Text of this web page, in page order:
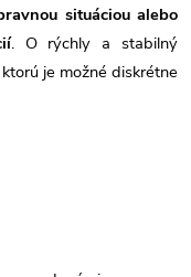
situáciou alebo
. O rýchly a stabilný
ktorú je možné diskrétne